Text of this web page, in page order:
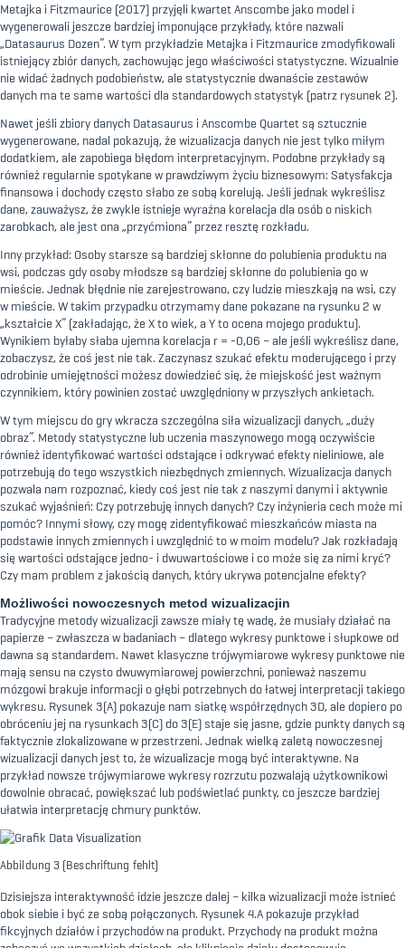
Metajka i Fitzmaurice (2017) przyjęli kwartet Anscombe jako model i
wygenerowali jeszcze bardziej imponujące przykłady, które nazwali
„Datasaurus Dozen”. W tym przykładzie Metajka i Fitzmaurice zmodyfikowali
istniejący zbiór danych, zachowując jego właściwości statystyczne. Wizualnie
nie widać żadnych podobieństw, ale statystycznie dwanaście zestawów
danych ma te same wartości dla standardowych statystyk (patrz rysunek 2).
Nawet jeśli zbiory danych Datasaurus i Anscombe Quartet są sztucznie
wygenerowane, nadal pokazują, że wizualizacja danych nie jest tylko miłym
dodatkiem, ale zapobiega błędom interpretacyjnym. Podobne przykłady są
również regularnie spotykane w prawdziwym życiu biznesowym: Satysfakcja
finansowa i dochody często słabo ze sobą korelują. Jeśli jednak wykreślisz
dane, zauważysz, że zwykle istnieje wyraźna korelacja dla osób o niskich
zarobkach, ale jest ona „przyćmiona” przez resztę rozkładu.
Inny przykład: Osoby starsze są bardziej skłonne do polubienia produktu na
wsi, podczas gdy osoby młodsze są bardziej skłonne do polubienia go w
mieście. Jednak błędnie nie zarejestrowano, czy ludzie mieszkają na wsi, czy
w mieście. W takim przypadku otrzymamy dane pokazane na rysunku 2 w
„kształcie X” (zakładając, że X to wiek, a Y to ocena mojego produktu).
Wynikiem byłaby słaba ujemna korelacja r = -0,06 – ale jeśli wykreślisz dane,
zobaczysz, że coś jest nie tak. Zaczynasz szukać efektu moderującego i przy
odrobinie umiejętności możesz dowiedzieć się, że miejskość jest ważnym
czynnikiem, który powinien zostać uwzględniony w przyszłych ankietach.
W tym miejscu do gry wkracza szczególna siła wizualizacji danych, „duży
obraz”. Metody statystyczne lub uczenia maszynowego mogą oczywiście
również identyfikować wartości odstające i odkrywać efekty nieliniowe, ale
potrzebują do tego wszystkich niezbędnych zmiennych. Wizualizacja danych
pozwala nam rozpoznać, kiedy coś jest nie tak z naszymi danymi i aktywnie
szukać wyjaśnień: Czy potrzebuję innych danych? Czy inżynieria cech może mi
pomóc? Innymi słowy, czy mogę zidentyfikować mieszkańców miasta na
podstawie innych zmiennych i uwzględnić to w moim modelu? Jak rozkładają
się wartości odstające jedno- i dwuwartościowe i co może się za nimi kryć?
Czy mam problem z jakością danych, który ukrywa potencjalne efekty?
Możliwości nowoczesnych metod wizualizacjin
Tradycyjne metody wizualizacji zawsze miały tę wadę, że musiały działać na
papierze – zwłaszcza w badaniach – dlatego wykresy punktowe i słupkowe od
dawna są standardem. Nawet klasyczne trójwymiarowe wykresy punktowe nie
mają sensu na czysto dwuwymiarowej powierzchni, ponieważ naszemu
mózgowi brakuje informacji o głębi potrzebnych do łatwej interpretacji takiego
wykresu. Rysunek 3(A) pokazuje nam siatkę współrzędnych 3D, ale dopiero po
obróceniu jej na rysunkach 3(C) do 3(E) staje się jasne, gdzie punkty danych są
faktycznie zlokalizowane w przestrzeni. Jednak wielką zaletą nowoczesnej
wizualizacji danych jest to, że wizualizacje mogą być interaktywne. Na
przykład nowsze trójwymiarowe wykresy rozrzutu pozwalają użytkownikowi
dowolnie obracać, powiększać lub podświetlać punkty, co jeszcze bardziej
ułatwia interpretację chmury punktów.
Abbildung 3 (Beschriftung fehlt)
Dzisiejsza interaktywność idzie jeszcze dalej – kilka wizualizacji może istnieć
obok siebie i być ze sobą połączonych. Rysunek 4.A pokazuje przykład
fikcyjnych działów i przychodów na produkt. Przychody na produkt można